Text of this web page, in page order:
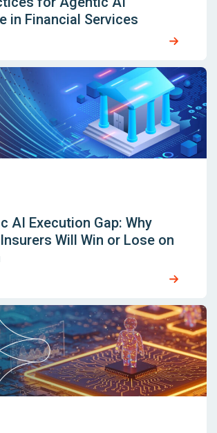
in Financial Services
AI Execution Gap: Why
Will Win or Lose on